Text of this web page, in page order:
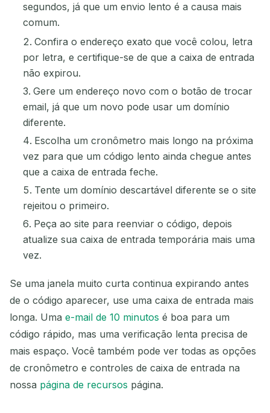
segundos, já que um envio lento é a causa mais
comum.
Confira o endereço exato que você colou, letra
por letra, e certifique-se de que a caixa de entrada
não expirou.
Gere um endereço novo com o botão de trocar
email, já que um novo pode usar um domínio
diferente.
Escolha um cronômetro mais longo na próxima
vez para que um código lento ainda chegue antes
que a caixa de entrada feche.
Tente um domínio descartável diferente se o site
rejeitou o primeiro.
Peça ao site para reenviar o código, depois
atualize sua caixa de entrada temporária mais uma
vez.
Se uma janela muito curta continua expirando antes
de o código aparecer, use uma caixa de entrada mais
longa. Uma e-mail de 10 minutos é boa para um
código rápido, mas uma verificação lenta precisa de
mais espaço. Você também pode ver todas as opções
de cronômetro e controles de caixa de entrada na
nossa página de recursos página.